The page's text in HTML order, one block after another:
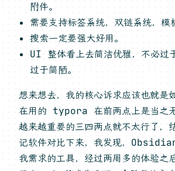
附件。
需要支持标签系统，双链系统，模
搜索一定要强大好用。
UI 整体看上去简洁优雅，不必过
过于简陋。
想来想去，我的核心诉求应该也就是
在用的 typora 在前两点上是当之
越来越重要的三四两点就不太行了，
记软件对比下来，我发现，
我需求的工具，经过两周多的体验之